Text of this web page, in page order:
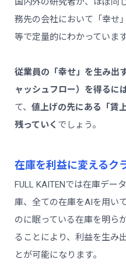
務先の会社において「幸せ
等で定量的にわかっています
従業員の「幸せ」を生み出
ャッシュフロー）を得るに
て、 値上げの先にある「賃
残っていく でしょう。
在庫を利益に変えるク
FULL KAITENでは在庫デー
庫、全ての在庫をAIを用い
のに眠っている在庫を明ら
ることにより、利益を生み
とが可能になります。